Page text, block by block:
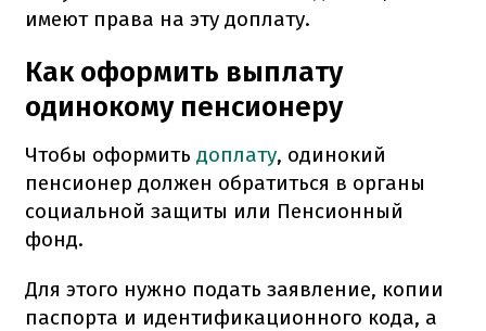
имеют права на эту доплату.
Как оформить выплату
одинокому пенсионеру
Чтобы оформить доплату, одинокий
пенсионер должен обратиться в органы
социальной защиты или Пенсионный
фонд.
Для этого нужно подать заявление, копии
паспорта и идентификационного кода, а